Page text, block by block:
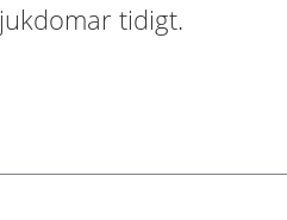
tidigt.